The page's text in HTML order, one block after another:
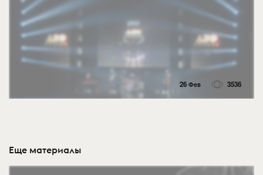
26 Фев 3536
Еще материалы